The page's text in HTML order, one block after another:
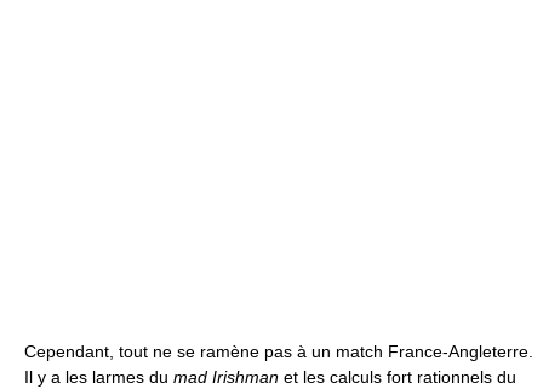
Cependant, tout ne se ramène pas à un match France-Angleterre.
Il y a les larmes du mad Irishman et les calculs fort rationnels du